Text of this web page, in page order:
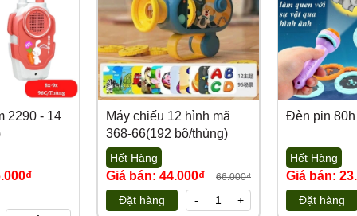
2290 - 14
Máy chiếu 12 hình mã
368-66(192 bộ/thùng)
Hết Hàng
Giá bán: 44.000₫ 66.000₫
Đặt hàng - +
Đèn pin 80h
Hết Hàng
Giá bán:
Đặt hàng